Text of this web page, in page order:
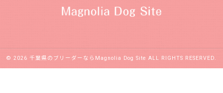
© 2026 千葉県のブリーダーならMagnolia Dog Site ALL RIGHTS RESERVED.